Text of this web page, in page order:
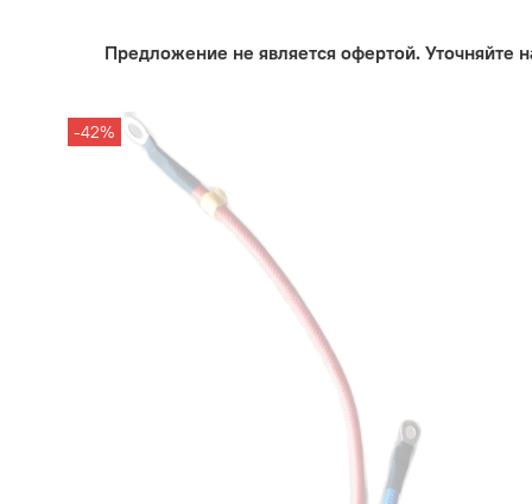
Предложение не является офертой. Уточняйте
-42%